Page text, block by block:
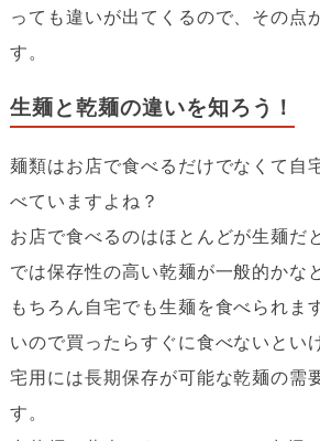
っても違いが出てくるので、その点
す。
生麺と乾麺の違いを知ろう！
麺類はお店で食べるだけでなくて自
べていますよね？
お店で食べるのはほとんどが生麺だ
では保存性の高い乾麺が一般的かな
もちろん自宅でも生麺を食べられま
いので買ったらすぐに食べないとい
宅用には長期保存が可能な乾麺の需
す。